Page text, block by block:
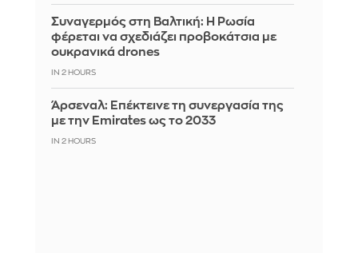
Συναγερμός στη Βαλτική: Η Ρωσία
φέρεται να σχεδιάζει προβοκάτσια με
ουκρανικά drones
IN 2 HOURS
Άρσεναλ: Επέκτεινε τη συνεργασία της
με την Emirates ως το 2033
IN 2 HOURS